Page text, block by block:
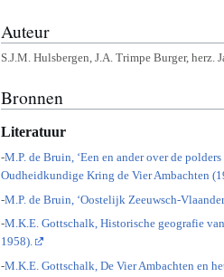
Auteur
S.J.M. Hulsbergen, J.A. Trimpe Burger, herz.
Bronnen
Literatuur
-M.P. de Bruin, ‘Een en ander over de
Oudheidkundige Kring de Vier Ambachten
-M.P. de Bruin, ‘Oostelijk Zeeuwsch-
-M.K.E. Gottschalk, Historische geografie
1958).
-M.K.E. Gottschalk, De Vier Ambachten en